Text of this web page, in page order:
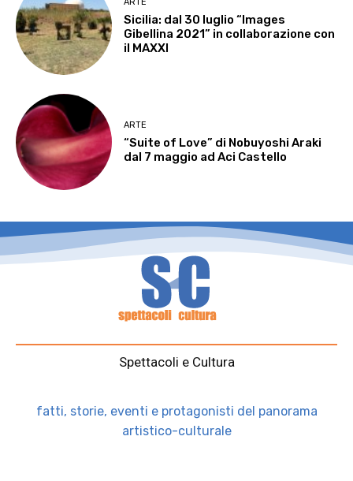
ARTE
Sicilia: dal 30 luglio “Images
Gibellina 2021” in collaborazione con
il MAXXI
ARTE
“Suite of Love” di Nobuyoshi Araki
dal 7 maggio ad Aci Castello
Spettacoli e Cultura
fatti, storie, eventi e protagonisti del panorama
artistico-culturale